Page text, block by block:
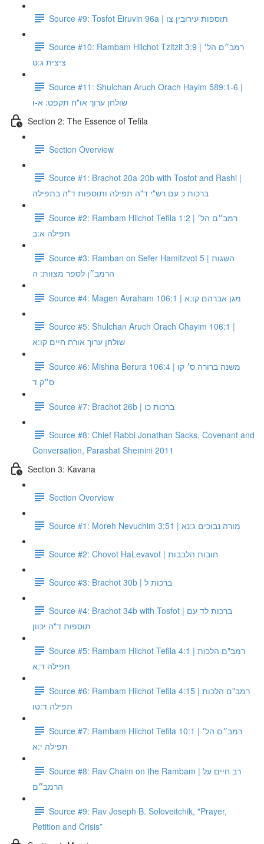
Source #9: Tosfot Eiruvin 96a | תוספות עירובין צו
Source #10: Rambam Hilchot Tzitzit 3:9 | רמב״ם הל׳
ציצית ג:ט
Source #11: Shulchan Aruch Orach Hayim 589:1-6 |
שולחן ערוך או"ח תקפט: א-ו
Section 2: The Essence of Tefila
Section Overview
Source #1: Brachot 20a-20b with Tosfot and Rashi |
ברכות כ עם רש"י ד"ה תפילה ותוספות ד"ה בתפילה
Source #2: Rambam Hilchot Tefila 1:2 | רמב״ם הל׳
תפילה א:ב
Source #3: Ramban on Sefer Hamitzvot 5 | השגות
הרמב״ן לספר מצוות: ה
Source #4: Magen Avraham 106:1 | מגן אברהם קו:א
Source #5: Shulchan Aruch Orach Chayim 106:1 |
שולחן ערוך אורח חיים קו:א
Source #6: Mishna Berura 106:4 | משנה ברורה ס׳ קו
ס״ק ד
Source #7: Brachot 26b | ברכות כו
Source #8: Chief Rabbi Jonathan Sacks, Covenant and
Conversation, Parashat Shemini 2011
Section 3: Kavana
Section Overview
Source #1: Moreh Nevuchim 3:51 | מורה נבוכים ג:נא
Source #2: Chovot HaLevavot | חובות הלבבות
Source #3: Brachot 30b | ברכות ל
Source #4: Brachot 34b with Tosfot | ברכות לד עם
תוספות ד"ה יכוון
Source #5: Rambam Hilchot Tefila 4:1 | רמב"ם הלכות
תפילה ד:א
Source #6: Rambam Hilchot Tefila 4:15 | רמב"ם הלכות
תפילה ד:טו
Source #7: Rambam Hilchot Tefila 10:1 | רמב״ם הל׳
תפילה י:א
Source #8: Rav Chaim on the Rambam | רב חיים על
הרמב״ם
Source #9: Rav Joseph B. Soloveitchik, "Prayer,
Petition and Crisis”